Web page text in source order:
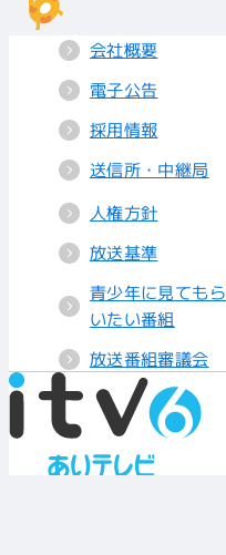
会社概要
電子公告
採用情報
送信所・中継局
人権方針
放送基準
青少年に見てもら
いたい番組
放送番組審議会